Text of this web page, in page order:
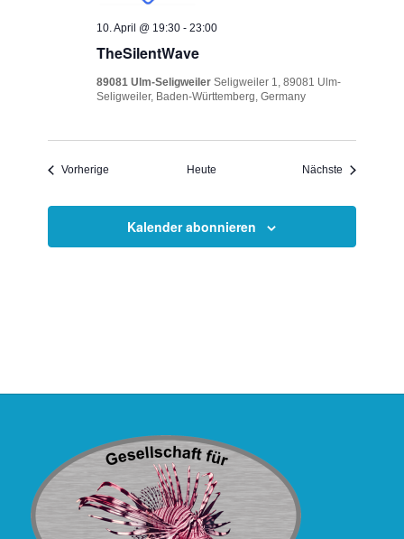
TheSilentWave
10. April @ 19:30 -23:00
89081 Ulm-SeligweilerSeligweiler 1, 89081 Ulm-
Seligweiler, Baden-Württemberg, Germany
Vorherige VeranstaltungenHeute Nächste
Kalender abonnieren